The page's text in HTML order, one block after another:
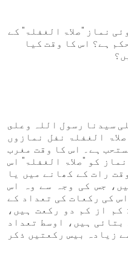
نماز "صلاۃ الغفلۃ" کے
ہے؟ اس کا وقت کیا
سیدنا رسول اللہ وعلى
الغفلۃ نفل نمازوں
ہے۔ اس کا وقت مغرب
کو "صلاۃ الغفلۃ" اس
رات کے کھانے میں یا
جس کی وجہ سے وہ اس
کی رکعات کی تعداد کے
کم از کم دو رکعت ہیں،
ہیں، اوسط تعداد
زیادہ بیس رکعتیں ذکر